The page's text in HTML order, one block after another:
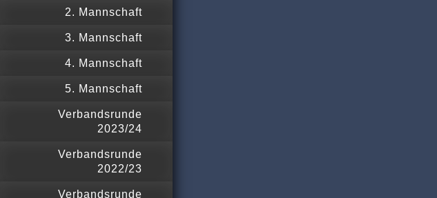
2. Mannschaft
3. Mannschaft
4. Mannschaft
5. Mannschaft
Verbandsrunde
2023/24
Verbandsrunde
2022/23
Verbandsrunde